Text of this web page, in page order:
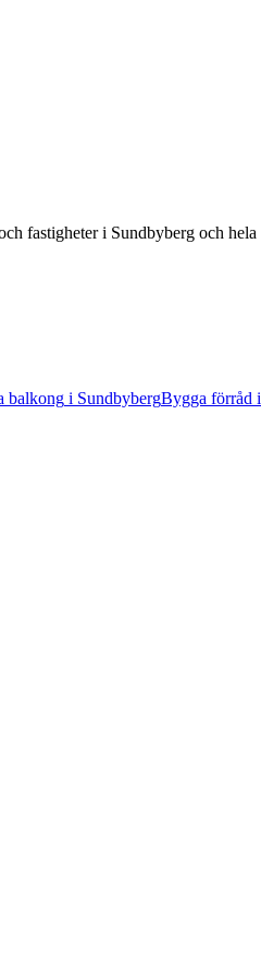
fastigheteri Sundbyberg och hela
balkong i SundbybergBygga förråd i